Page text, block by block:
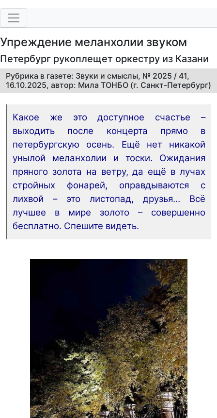
Упреждение меланхолии звуком
Петербург рукоплещет оркестру из Казани
Рубрика в газете: Звуки и смыслы, № 2025 / 41,
16.10.2025, автор: Мила ТОНБО (г. Санкт-Петербург)
Какое же это доступное счастье –
выходить после концерта прямо в
петербургскую осень. Ещё нет никакой
унылой меланхолии и тоски. Ожидания
пряного золота на ветру, да ещё в лучах
стройных фонарей, оправдываются с
лихвой – это листопад, друзья… Всё
лучшее в мире золото – совершенно
бесплатно. Спешите видеть.